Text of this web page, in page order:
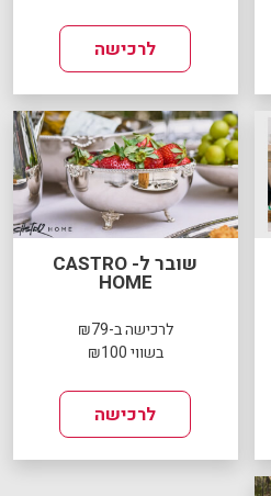
לרכישה
שובר ל- CASTRO
HOME
לרכישה ב-₪79
בשווי ₪100
לרכישה